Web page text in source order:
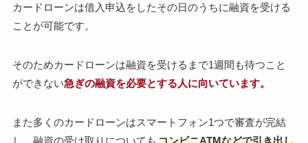
カードローンは借入申込をしたその日のうちに融資を受ける
ことが可能です。
そのためカードローンは融資を受けるまで1週間も待つこと
ができない急ぎの融資を必要とする人に向いています。
また多くのカードローンはスマートフォン1つで審査が完結
し、融資の受け取りについても コンビニATMなどで引き出し